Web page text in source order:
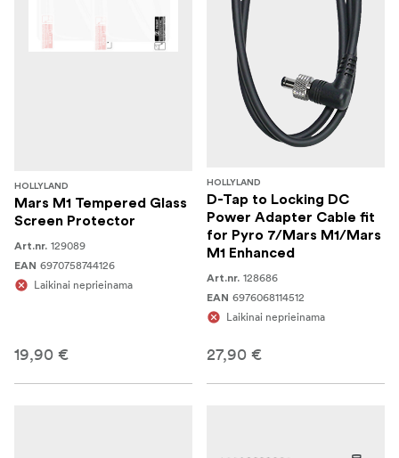
HOLLYLAND
Mars M1 Tempered Glass
Screen Protector
Art.nr. 129089
EAN 6970758744126
Laikinai neprieinama
19,90 €
HOLLYLAND
D-Tap to Locking DC
Power Adapter Cable fit
for Pyro 7/Mars M1/Mars
M1 Enhanced
Art.nr. 128686
EAN 6976068114512
Laikinai neprieinama
27,90 €